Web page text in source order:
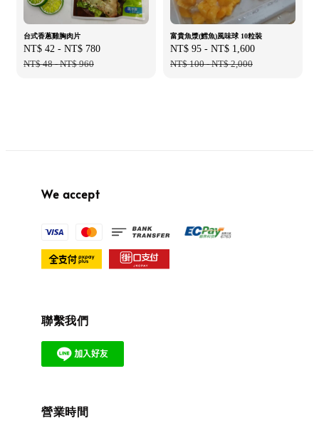
台式香蔥雞胸肉片
Sale
price
NT$ 42 - NT$ 780
NT$ 48-NT$ 960
富貴魚漿(鱈魚)風味球 10粒裝
Sale
price
NT$ 95 - NT$ 1,600
NT$ 100-NT$ 2,000
We accept
聯繫我們
營業時間